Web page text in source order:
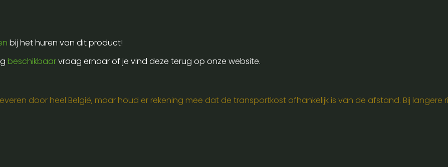
bij het huren van dit product!
beschikbaarvraag ernaar of je vind deze terug op onze website.
door heel België, maar houd er rekening mee dat de transportkost afhankelijk is van de afstand. Bij